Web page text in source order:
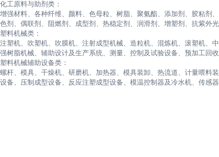
化工原料与助剂类：
增强材料、各种纤维、颜料、色母粒、树脂、聚氨酯、添加剂、胶粘剂
色剂、偶联剂、阻燃剂、成型剂、热稳定剂、润滑剂、增塑剂、抗紫外
塑料机械类：
注塑机、吹塑机、吹膜机、注射成型机械、造粒机、混炼机、滚塑机、
强树脂机械、辅助设计及生产系统、测量、控制及试验设备、预加工回
塑料机械辅助设备类：
螺杆、模具、干燥机、研磨机、加热器、模具装卸、热流道、计量喂料
设备、压制成型设备、反应注塑成型设备、模温控制器及冷水机、传感